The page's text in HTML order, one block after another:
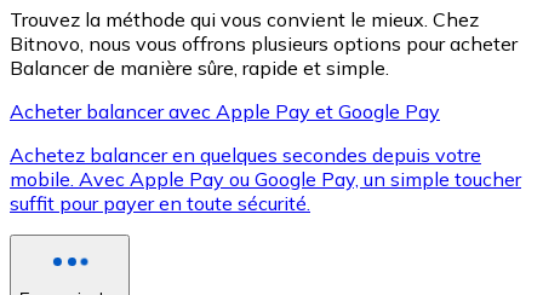
XRP
XRP
Trouvez la méthode qui vous convient le mieux. Chez
Bitnovo, nous vous offrons plusieurs options pour acheter
Balancer de manière sûre, rapide et simple.
Acheter balancer avec Apple Pay et Google Pay
Achetez balancer en quelques secondes depuis votre
mobile. Avec Apple Pay ou Google Pay, un simple toucher
suffit pour payer en toute sécurité.